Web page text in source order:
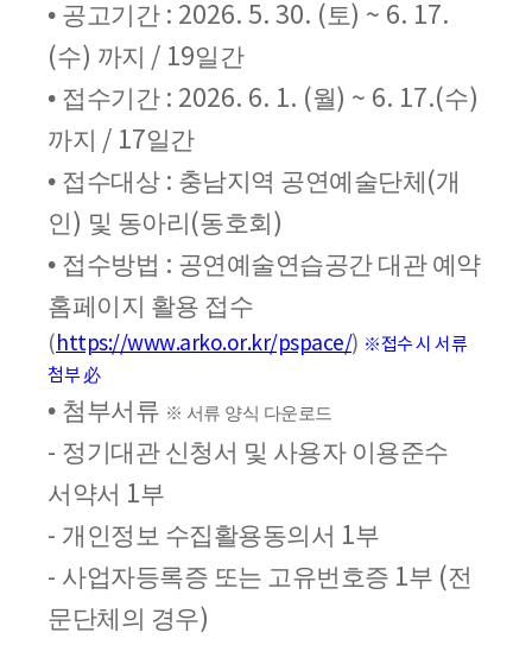
• 공고기간 : 2026. 5. 30. (토) ~ 6. 17.
(수) 까지 / 19일간
• 접수기간 : 2026. 6. 1. (월) ~ 6. 17.(수)
까지 / 17일간
• 접수대상 : 충남지역 공연예술단체(개
인 ) 및 동아리 (동호회 )
• 접수방법 : 공연예술연습공간 대관 예약
홈페이지 활용 접수
( https://www.arko.or.kr/pspace/) ※접수 시 서류
첨부 必
• 첨부서류 ※ 서류 양식 다운로드
- 정기대관 신청서 및 사용자 이용준수
서약서 1부
- 개인정보 수집활용동의서 1부
- 사업자등록증 또는 고유번호증 1부 (전
문단체의 경우)